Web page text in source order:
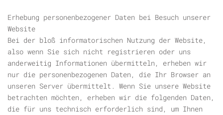
Erhebung personenbezogener Daten bei Besuch unserer
Website
Bei der bloß informatorischen Nutzung der Website,
also wenn Sie sich nicht registrieren oder uns
anderweitig Informationen übermitteln, erheben wir
nur die personenbezogenen Daten, die Ihr Browser an
unseren Server übermittelt. Wenn Sie unsere Website
betrachten möchten, erheben wir die folgenden Daten,
die für uns technisch erforderlich sind, um Ihnen